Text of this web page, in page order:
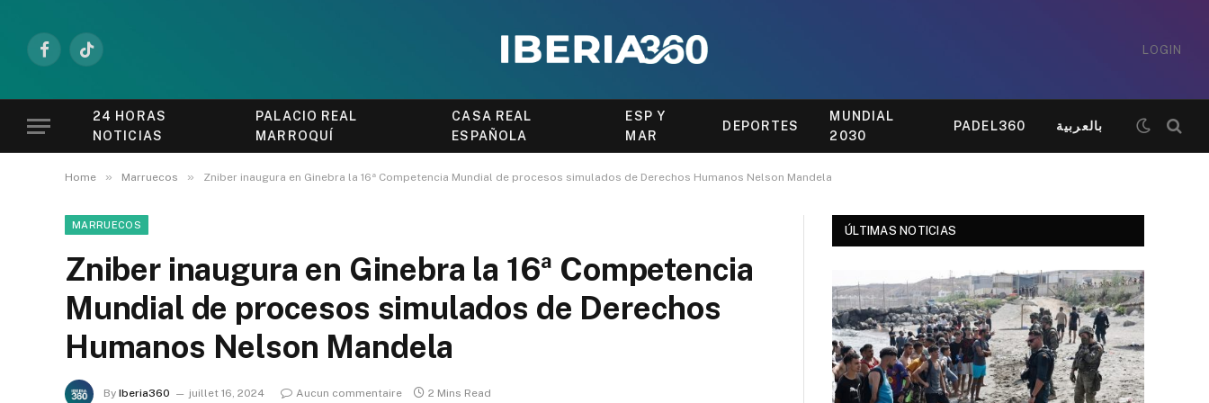
FacebookTikTok
LOGIN
24 HORAS
NOTICIAS
PALACIO REAL
MARROQUÍ
CASA REAL
ESPAÑOLA
ESP Y
MAR
DEPORTES
MUNDIAL
2030
PADEL360 بالعربية
Home » Marruecos » Zniber inaugura en Ginebra la 16ª Competencia Mundial de procesos simulados de Derechos Humanos Nelson Mandela
MARRUECOS
Zniber inaugura en Ginebra la 16ª Competencia
Mundial de procesos simulados de Derechos
Humanos Nelson Mandela
By Iberia360 juillet 16, 2024 Aucun commentaire 2 Mins Read
ÚLTIMAS NOTICIAS